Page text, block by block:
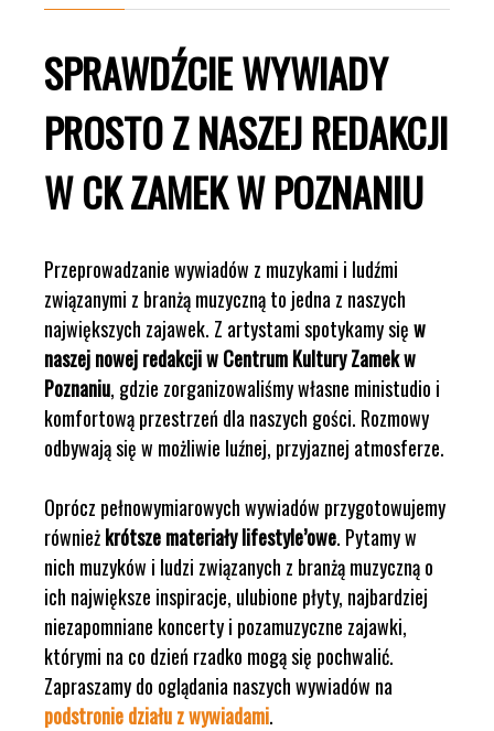
SPRAWDŹCIE WYWIADY
PROSTO Z NASZEJ REDAKCJI
W CK ZAMEK W POZNANIU
Przeprowadzanie wywiadów z muzykami i ludźmi
związanymi z branżą muzyczną to jedna z naszych
największych zajawek. Z artystami spotykamy sięw
naszej nowej redakcji w Centrum Kultury Zamek w
Poznaniu, gdzie zorganizowaliśmy własne ministudio i
komfortową przestrzeń dla naszych gości. Rozmowy
odbywają się w możliwie luźnej, przyjaznej atmosferze.
Oprócz pełnowymiarowych wywiadów przygotowujemy
równieżkrótsze materiały lifestyle’owe. Pytamy w
nich muzyków i ludzi związanych z branżą muzyczną o
ich największe inspiracje, ulubione płyty, najbardziej
niezapomniane koncerty i pozamuzyczne zajawki,
którymi na co dzień rzadko mogą się pochwalić.
Zapraszamy do oglądania naszych wywiadów na
podstronie działu z wywiadami.